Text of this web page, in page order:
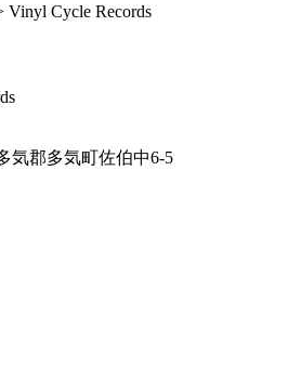
Vinyl Cycle Records
気郡多気町佐伯中6-5